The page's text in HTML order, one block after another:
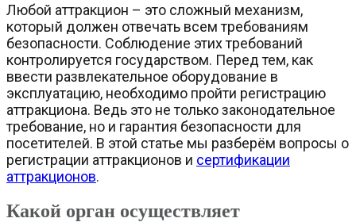
Любой аттракцион – это сложный механизм,
который должен отвечать всем требованиям
безопасности. Соблюдение этих требований
контролируется государством. Перед тем, как
ввести развлекательное оборудование в
эксплуатацию, необходимо пройти регистрацию
аттракциона. Ведь это не только законодательное
требование, но и гарантия безопасности для
посетителей. В этой статье мы разберём вопросы о
регистрации аттракционов и сертификации
аттракционов.
Какой орган осуществляет